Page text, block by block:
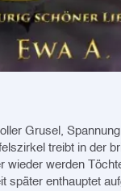
Grusel,
treibt in der
wieder werden
später enthauptet